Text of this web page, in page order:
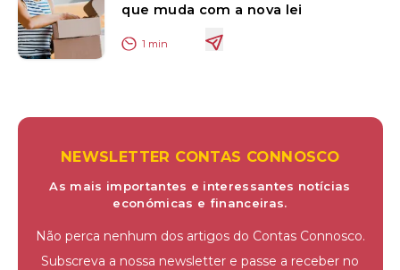
que muda com a nova lei
1 min
NEWSLETTER CONTAS CONNOSCO
As mais importantes e interessantes notícias
económicas e financeiras.
Não perca nenhum dos artigos do Contas Connosco.
Subscreva a nossa newsletter e passe a receber no